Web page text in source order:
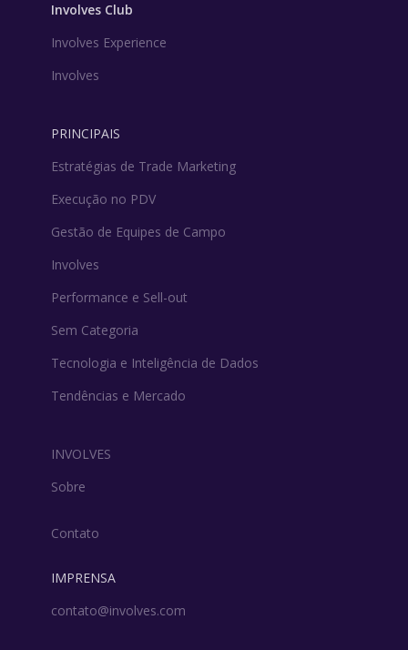
Involves Club
Involves Experience
Involves
PRINCIPAIS
Estratégias de Trade Marketing
Execução no PDV
Gestão de Equipes de Campo
Involves
Performance e Sell-out
Sem Categoria
Tecnologia e Inteligência de Dados
Tendências e Mercado
INVOLVES
Sobre
Contato
IMPRENSA
contato@involves.com